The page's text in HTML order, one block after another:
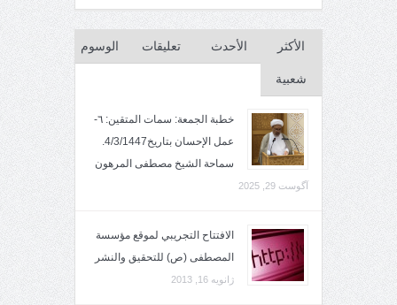
الأكثر
شعبية
الأحدث تعليقات الوسوم
خطبة الجمعة: سمات المتقين: ٦-
عمل الإحسان بتاريخ4/3/1447.
سماحة الشيخ مصطفى المرهون
آگوست 29, 2025
الافتتاح التجريبي لموقع مؤسسة
المصطفى (ص) للتحقيق والنشر
ژانویه 16, 2013